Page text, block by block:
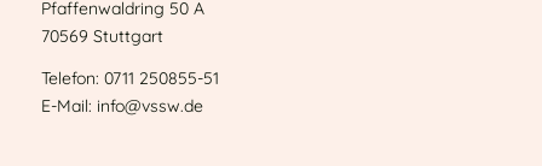
Pfaffenwaldring 50 A
70569 Stuttgart
Telefon: 0711 250855-51
E-Mail: info@vssw.de